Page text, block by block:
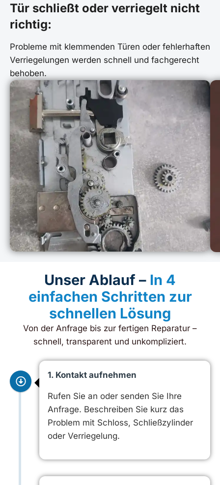
Tür schließt oder verriegelt nicht
richtig:
Probleme mit klemmenden Türen oder fehlerhaften
Verriegelungen werden schnell und fachgerecht
behoben.
Unser Ablauf – In 4
einfachen Schritten zur
schnellen Lösung
Von der Anfrage bis zur fertigen Reparatur –
schnell, transparent und unkompliziert.
1. Kontakt aufnehmen
Rufen Sie an oder senden Sie Ihre
Anfrage. Beschreiben Sie kurz das
Problem mit Schloss, Schließzylinder
oder Verriegelung.